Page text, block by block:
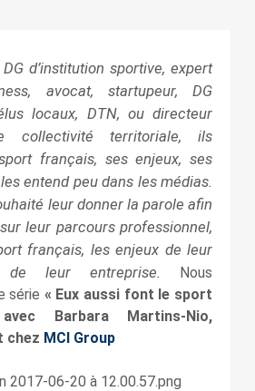
d’institution sportive, expert
avocat, startupeur, DG
locaux, DTN, ou directeur
collectivité territoriale, ils
français, ses enjeux, ses
entend peu dans les médias.
leur donner la parole afin
leur parcours professionnel,
français, les enjeux de leur
leur entreprise. Nous
série « Eux aussi font le sport
Barbara Martins-Nio,
chez MCI Group